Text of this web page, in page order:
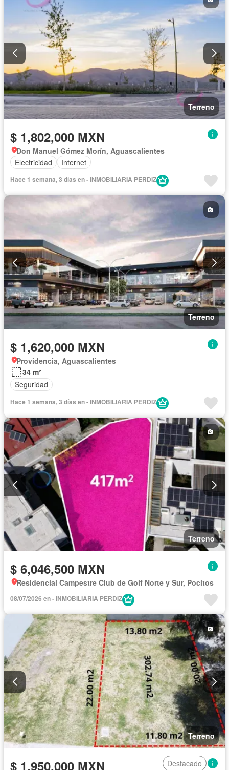
Terreno
$ 1,802,000 MXN
Don Manuel Gómez Morín, Aguascalientes
Electricidad
Internet
Hace 1 semana, 3 días en - INMOBILIARIA PERDIZ
Terreno
$ 1,620,000 MXN
Providencia, Aguascalientes
34 m²
Seguridad
Hace 1 semana, 3 días en - INMOBILIARIA PERDIZ
Terreno
$ 6,046,500 MXN
Residencial Campestre Club de Golf Norte y Sur, Pocitos
08/07/2026 en - INMOBILIARIA PERDIZ
Terreno
$ 1,950,000 MXN Destacado